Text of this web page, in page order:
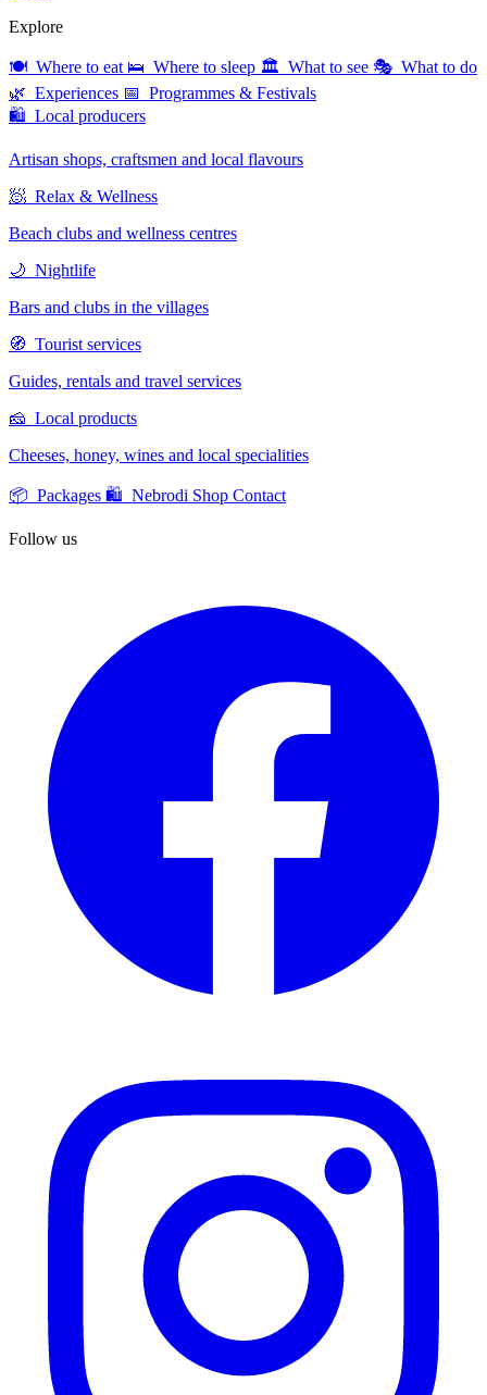
Explore
🍽 Where to eat 🛌 Where to sleep 🏛 What to see 🎭 What to do
🌿 Experiences 📅 Programmes & Festivals
🛍 Local producers
Artisan shops, craftsmen and local flavours
🧖 Relax & Wellness
Beach clubs and wellness centres
🌙 Nightlife
Bars and clubs in the villages
🧭 Tourist services
Guides, rentals and travel services
🧀 Local products
Cheeses, honey, wines and local specialities
📦 Packages 🛍️ Nebrodi Shop Contact
Follow us